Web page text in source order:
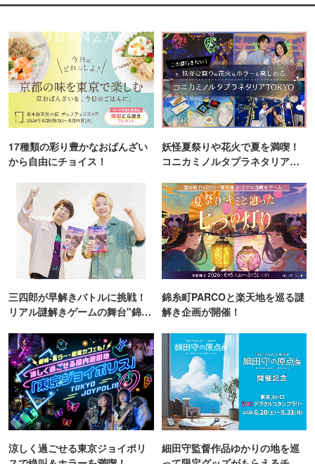
17種類の彩り豊かなおばんざい
から自由にチョイス！
妖怪夏祭りや花火で夏を満喫！
コニカミノルタプラネタリア
三四郎が早解きバトルに挑戦！
リアル謎解きゲームの舞台"錦糸
錦糸町PARCOと楽天地を巡る謎
解き企画が開催！
涼しく過ごせる東京ジョイポリ
細田守監督作品ゆかりの地を巡